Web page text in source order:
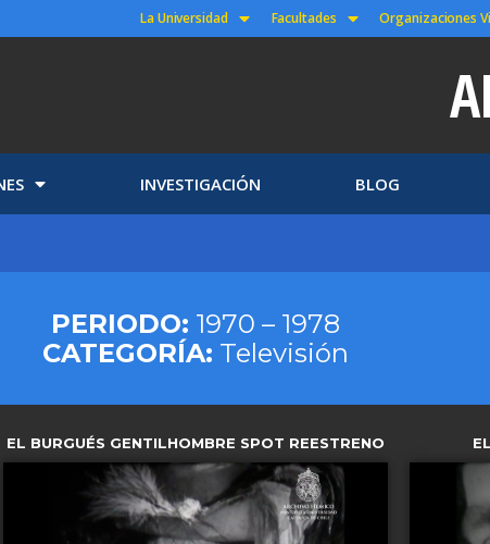
La Universidad Facultades Organizaciones
INVESTIGACIÓN BLOG
PERIODO: 1970 – 1978
CATEGORÍA: Televisión
EL BURGUÉS GENTILHOMBRE SPOT REESTRENO